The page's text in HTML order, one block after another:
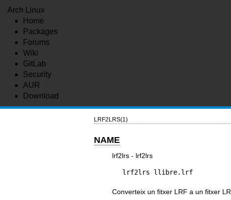
Arch Linux
Home
Packages
Forums
Wiki
GitLab
Security
AUR
Download
LRF2LRS(1)
NAME
lrf2lrs - lrf2lrs
lrf2lrs llibre.lrf
Converteix un fitxer LRF a un fitxer